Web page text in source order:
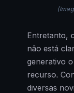
Entretanto,
não está
generativo
recurso.
diversas